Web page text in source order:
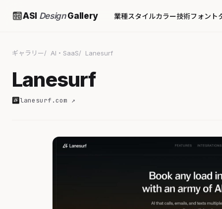
ASI DesignGallery 業種スタイルカラー技術フォント
ギャラリー AI・SaaS Lanesurf
Lanesurf
lanesurf.com ↗